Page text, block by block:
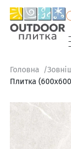
Головна
Плитка